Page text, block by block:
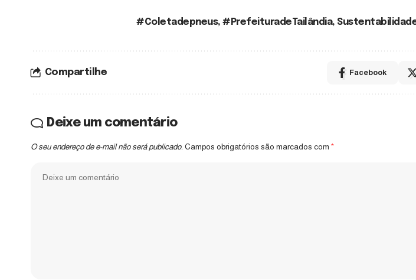
#Coletadepneus, #PrefeituradeTailândia,
Compartilhe Facebook
Deixe um comentário
O seu endereço de e-mail não será publicado. Campos obrigatórios são marcados com *